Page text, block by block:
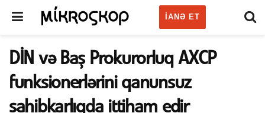
IANƏ ET
DİN və Baş Prokurorluq AXCP
funksionerlərini qanunsuz
sahibkarlıqda ittiham edir